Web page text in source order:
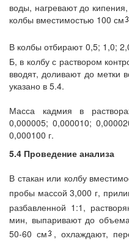
воды, нагревают до
колбы вместимостью 100 см
В колбы отбирают 0,5; 1,0;
Б, в колбу с раствором
вводят, доливают до метки
указано в 5.4.
Масса кадмия в
0,000005; 0,000010;
0,000100 г.
5.4 Проведение анализа
В стакан или колбу
пробы массой 3,000 г,
разбавленной 1:1,
мин, выпаривают до
50-60 см
, охлаждают,